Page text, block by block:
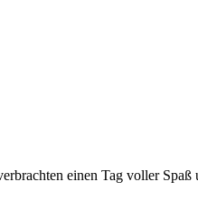
einen Tag voller